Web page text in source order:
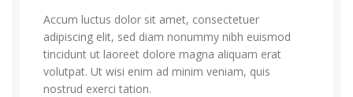
Accum luctus dolor sit amet, consectetuer
adipiscing elit, sed diam nonummy nibh euismod
tincidunt ut laoreet dolore magna aliquam erat
volutpat. Ut wisi enim ad minim veniam, quis
nostrud exerci tation.